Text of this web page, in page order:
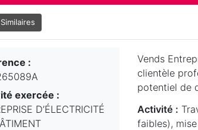
:
exercée :
D’ÉLECTRICITÉ
Vends
clientèle
potentiel de
Activité :
faibles),